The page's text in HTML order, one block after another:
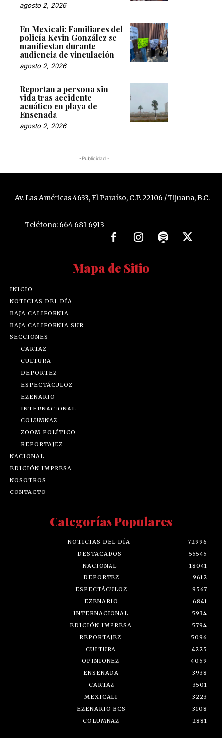
agosto 2, 2026
En Mexicali: Familiares del
policía Kevin González se
manifiestan durante
audiencia de vinculación
agosto 2, 2026
Reportan a persona sin
vida tras accidente
acuático en playa de
Ensenada
agosto 2, 2026
-Publicidad -
Av. Las Américas 4633, El Paraíso, C.P. 22106 / Tijuana, B.C.
Teléfono: 664 681 6913
Mapa de Sitio
INICIO
NOTICIAS DEL DÍA
BAJA CALIFORNIA
BAJA CALIFORNIA SUR
SECCIONES
CARTAZ
CULTURA
DEPORTEZ
ESPECTÁCULOZ
EZENARIO
INTERNACIONAL
COLUMNAZ
ZOOM POLÍTICO
REPORTAJEZ
NACIONAL
EDICIÓN IMPRESA
NOSOTROS
CONTACTO
Categorías Populares
NOTICIAS DEL DÍA
72996
DESTACADOS
55545
NACIONAL
18041
DEPORTEZ
9612
ESPECTÁCULOZ
9567
EZENARIO
6841
INTERNACIONAL
5934
EDICIÓN IMPRESA
5794
REPORTAJEZ
5096
CULTURA
4225
OPINIONEZ
4059
ENSENADA
3938
CARTAZ
3501
MEXICALI
3223
EZENARIO BCS
3108
COLUMNAZ
2881